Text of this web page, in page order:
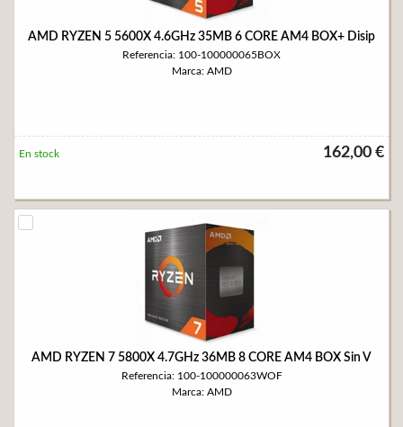
AMD RYZEN 5 5600X 4.6GHz 35MB 6 CORE AM4 BOX+ Disip
Referencia: 100-100000065BOX
Marca: AMD
162,00 €
En stock
AMD RYZEN 7 5800X 4.7GHz 36MB 8 CORE AM4 BOX Sin V
Referencia: 100-100000063WOF
Marca: AMD